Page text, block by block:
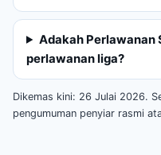
Adakah Perlawanan
perlawanan liga?
Dikemas kini: 26 Julai 2026.
pengumuman penyiar rasmi